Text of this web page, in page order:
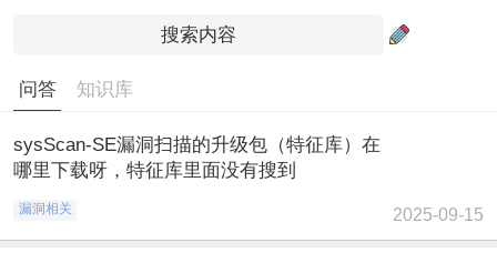
问答 知识库
sysScan-SE漏洞扫描的升级包（特征库）在
哪里下载呀，特征库里面没有搜到
漏洞相关 2025-09-15